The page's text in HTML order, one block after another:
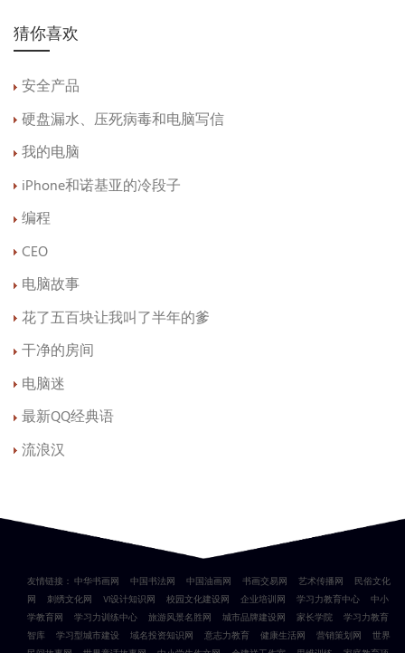
猜你喜欢
安全产品
硬盘漏水、压死病毒和电脑写信
我的电脑
iPhone和诺基亚的冷段子
编程
CEO
电脑故事
花了五百块让我叫了半年的爹
干净的房间
电脑迷
最新QQ经典语
流浪汉
友情链接： 中华书画网 中国书法网 中国油画网 书画交易网 艺术传播网
民俗文化
网
刺绣文化网 VI设计知识网 校园文化建设网 企业培训网 学习力教育中心
中小
学教育网
学习力训练中心 旅游风景名胜网 城市品牌建设网 家长学院
学习力教育
智库
学习型城市建设 域名投资知识网 意志力教育 健康生活网 营销策划网
世界